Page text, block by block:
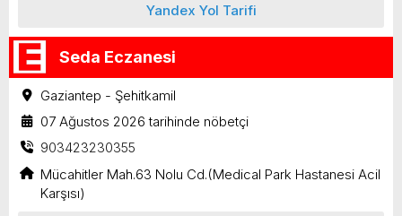
Yandex Yol Tarifi
Seda Eczanesi
Gaziantep - Şehitkamil
07 Ağustos 2026 tarihinde nöbetçi
903423230355
Mücahitler Mah.63 Nolu Cd.(Medical Park Hastanesi Acil
Karşısı)